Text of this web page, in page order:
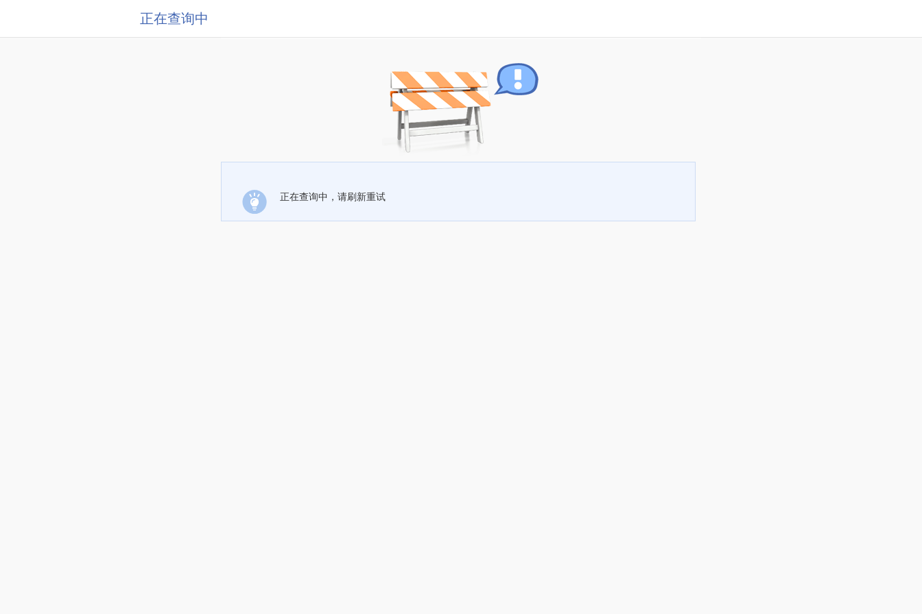
正在查询中
正在查询中，请刷新重试